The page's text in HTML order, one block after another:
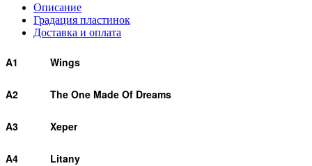
Описание
Градация пластинок
Доставка и оплата
A1 Wings
A2 The One Made Of Dreams
A3 Xeper
A4 Litany